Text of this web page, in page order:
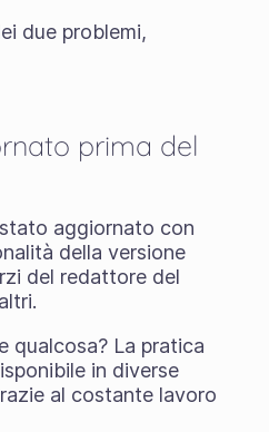
due problemi,
prima del
aggiornato con
della versione
del redattore del
qualcosa? La pratica
in diverse
al costante lavoro